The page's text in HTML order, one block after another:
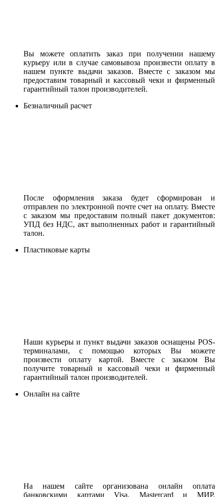
Вы можете оплатить заказ при получении нашему
курьеру или в случае самовывоза произвести оплату в
нашем пункте выдачи заказов. Вместе с заказом мы
предоставим товарный и кассовый чеки и фирменный
гарантийный талон производителей.
Безналичный расчет
После оформления заказа будет сформирован и
отправлен по электронной почте счет на оплату. Вместе
с заказом мы предоставим полный пакет документов:
УПД без НДС, акт выполненных работ и гарантийный
талон.
Пластиковые карты
Наши курьеры и пункт выдачи заказов оснащены POS-
терминалами, с помощью которых Вы можете
произвести оплату картой. Вместе с заказом Вы
получите товарный и кассовый чеки и фирменный
гарантийный талон производителей.
Онлайн на сайте
На нашем сайте организована онлайн оплата
банковскими картами Visa, Mastercard и МИР.